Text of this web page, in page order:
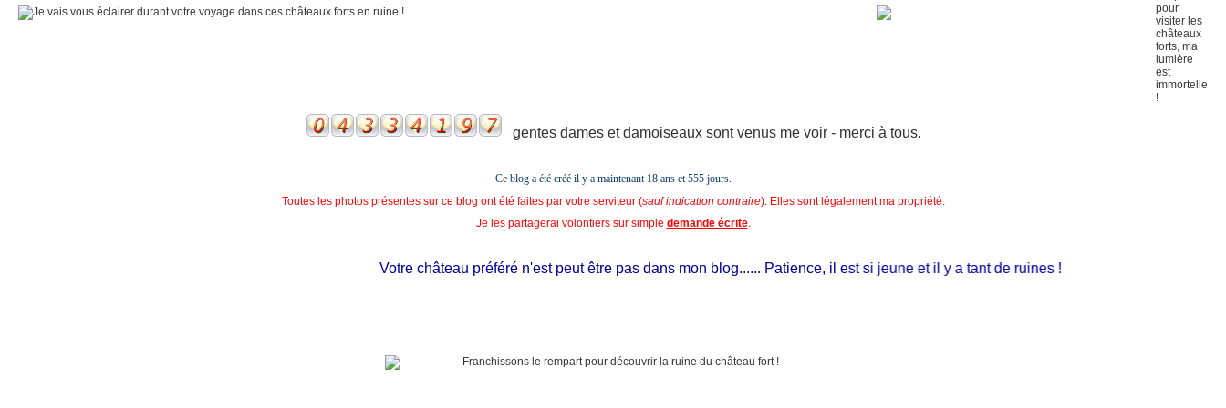
gentes dames et damoiseaux sont venus me voir - merci à tous.
Ce blog a été créé il y a maintenant 18 ans et555 jours.
Toutes les photos présentes sur ce blog ont été faites par votre serviteur (sauf indication contraire). Elles sont légalement ma propriété.
Je les partagerai volontiers sur simple demande écrite.
Votre château préféré n'est peut être pas dans mon blog...... Patience, il est si jeune et il y a tant de ruines !